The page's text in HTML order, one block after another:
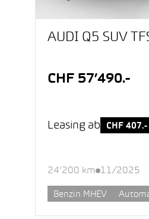
AUDI Q5 SUV
CHF 57’490.-
Leasing ab CHF 407.-
24’200 km 11/2025
Benzin MHEV